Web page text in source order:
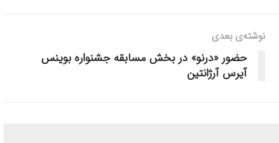
نوشته‌ی بعدی
حضور «درنو» در بخش مسابقه جشنواره بوینس
آیرس آرژانتین